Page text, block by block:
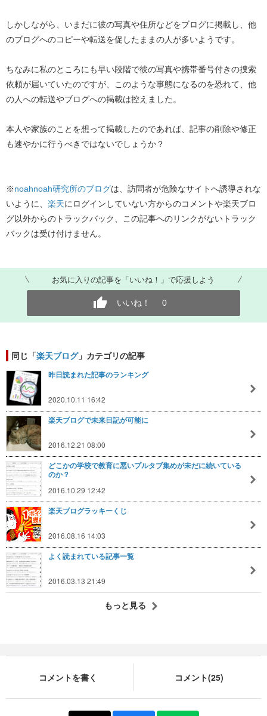
しかしながら、いまだに彼の写真や住所などをブログに掲載し、他
のブログへのコピーや転送を促したままの人が多いようです。
ちなみに私のところにも早い段階で彼の写真や携帯番号付きの捜索
依頼が届いていたのですが、このような事態になるのを恐れて、他
の人への転送やブログへの掲載は控えました。
本人や家族のことを想って掲載したのであれば、記事の削除や修正
も速やかに行うべきではないでしょうか？
※noahnoah研究所のブログは、訪問者が危険なサイトへ誘導されな
いように、 楽天にログインしていない方からのコメントや楽天ブロ
グ以外からのトラックバック、この記事へのリンクがないトラック
バックは受け付けません。
お気に入りの記事を「いいね！」で応援しよう
いいね！ 0
同じ「楽天ブログ」カテゴリの記事
昨日読まれた記事のランキング
2020.10.11 16:42
楽天ブログで未来日記が可能に
2016.12.21 08:00
どこかの学校で教育に悪いプルタブ集めが未だに続いている
のか？
2016.10.29 12:42
楽天ブログラッキーくじ
2016.08.16 14:03
よく読まれている記事一覧
2016.03.13 21:49
もっと見る
コメントを書く コメント(25)